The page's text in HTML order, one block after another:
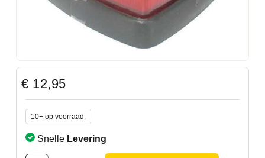
€ 12,95
10+ op voorraad.
Snelle Levering